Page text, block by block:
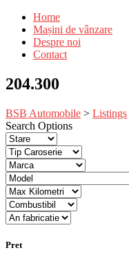
Home
Mașini de vânzare
Despre noi
Contact
204.300
BSB Automobile > Listings
Search Options
Pret